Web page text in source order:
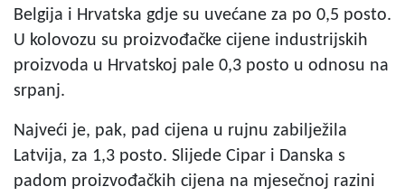
Belgija i Hrvatska gdje su uvećane za po 0,5 posto.
U kolovozu su proizvođačke cijene industrijskih
proizvoda u Hrvatskoj pale 0,3 posto u odnosu na
srpanj.
Najveći je, pak, pad cijena u rujnu zabilježila
Latvija, za 1,3 posto. Slijede Cipar i Danska s
padom proizvođačkih cijena na mjesečnoj razini